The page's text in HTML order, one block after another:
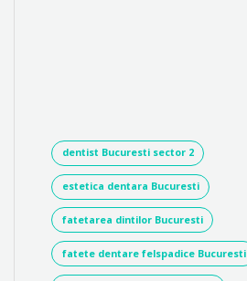
dentist Bucuresti sector 2
estetica dentara Bucuresti
fatetarea dintilor Bucuresti
fatete dentare felspadice Bucuresti